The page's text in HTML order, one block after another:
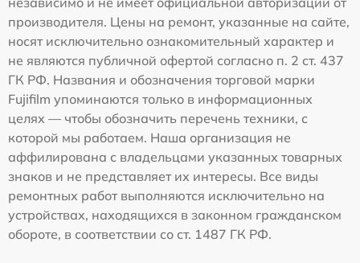
производителя. Цены на ремонт, указанные на сайте,
носят исключительно ознакомительный характер и
не являются публичной офертой согласно п. 2 ст. 437
ГК РФ. Названия и обозначения торговой марки
Fujifilm упоминаются только в информационных
целях — чтобы обозначить перечень техники, с
которой мы работаем. Наша организация не
аффилирована с владельцами указанных товарных
знаков и не представляет их интересы. Все виды
ремонтных работ выполняются исключительно на
устройствах, находящихся в законном гражданском
обороте, в соответствии со ст. 1487 ГК РФ.